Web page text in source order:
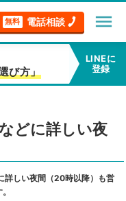
無料 電話相談 menu
び方」
LINEに
登録
どに詳しい夜
詳しい夜間（20時以降）も営